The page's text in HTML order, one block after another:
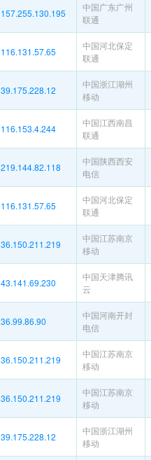
157.255.130.195
中国广东广州
联通
116.131.57.65
中国河北保定
联通
39.175.228.12
中国浙江湖州
移动
116.153.4.244
中国江西南昌
联通
219.144.82.118
中国陕西西安
电信
116.131.57.65
中国河北保定
联通
36.150.211.219
中国江苏南京
移动
43.141.69.230
中国天津腾讯
云
36.99.86.90
中国河南开封
电信
36.150.211.219
中国江苏南京
移动
36.150.211.219
中国江苏南京
移动
39.175.228.12
中国浙江湖州
移动